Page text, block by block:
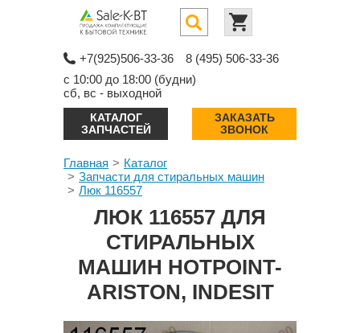
+7(925)506-33-36
8 (495) 506-33-36
с 10:00 до 18:00 (будни)
сб, вс - выходной
КАТАЛОГ
ЗАПЧАСТЕЙ
ЗАКАЗАТЬ
ЗВОНОК
Главная
Каталог
Запчасти для стиральных машин
Люк 116557
ЛЮК 116557 ДЛЯ
СТИРАЛЬНЫХ
МАШИН HOTPOINT-
ARISTON, INDESIT